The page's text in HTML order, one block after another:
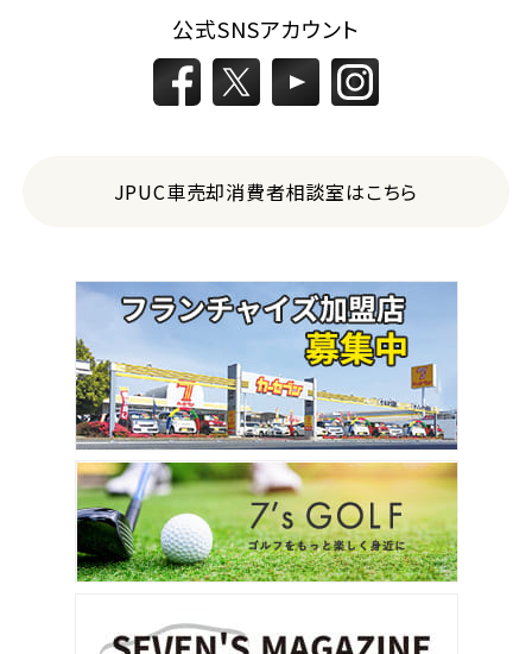
公式SNSアカウント
JPUC車売却消費者相談室はこちら